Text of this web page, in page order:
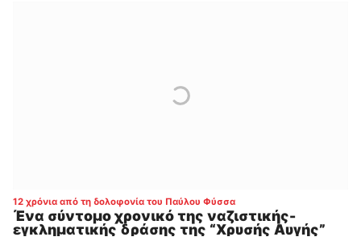
12 χρόνια από τη δολοφονία του Παύλου Φύσσα:
Ένα σύντομο χρονικό της ναζιστικής-
εγκληματικής δράσης της “Χρυσής Αυγής”